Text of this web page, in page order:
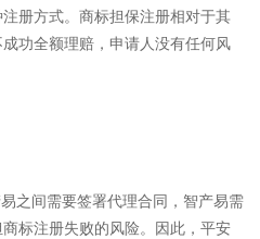
册方式。商标担保注册相对于其
功全额理赔，申请人没有任何风
之间需要签署代理合同，智产易需
标注册失败的风险。因此，平安